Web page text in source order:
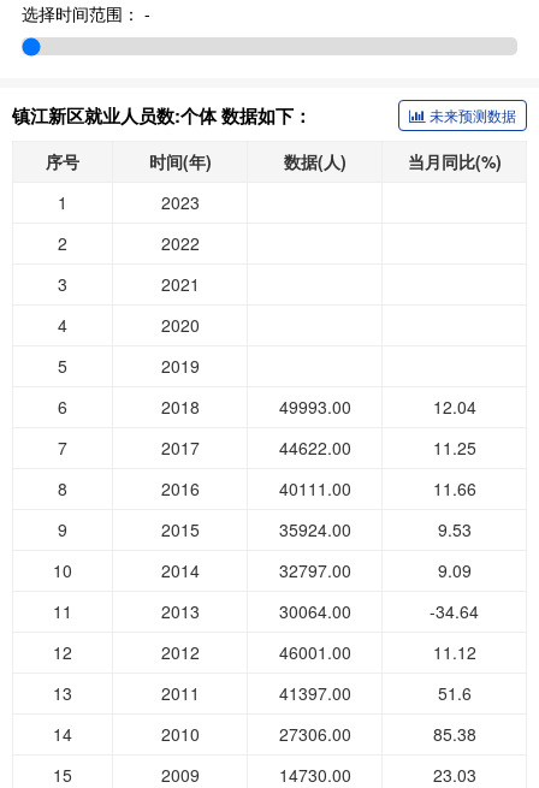
选择时间范围： -
镇江新区就业人员数:个体 数据如下： 未来预测数据
序号 时间(年) 数据(人)
当月同比(%)
1
2023
2
2022
3
2021
4
2020
5
2019
6
2018 49993.00
12.04
7
2017 44622.00
11.25
8
2016 40111.00
11.66
9
2015 35924.00
9.53
10
2014 32797.00
9.09
11
2013 30064.00
-34.64
12
2012 46001.00
11.12
13
2011 41397.00
51.6
14
2010 27306.00
85.38
15
2009 14730.00
23.03